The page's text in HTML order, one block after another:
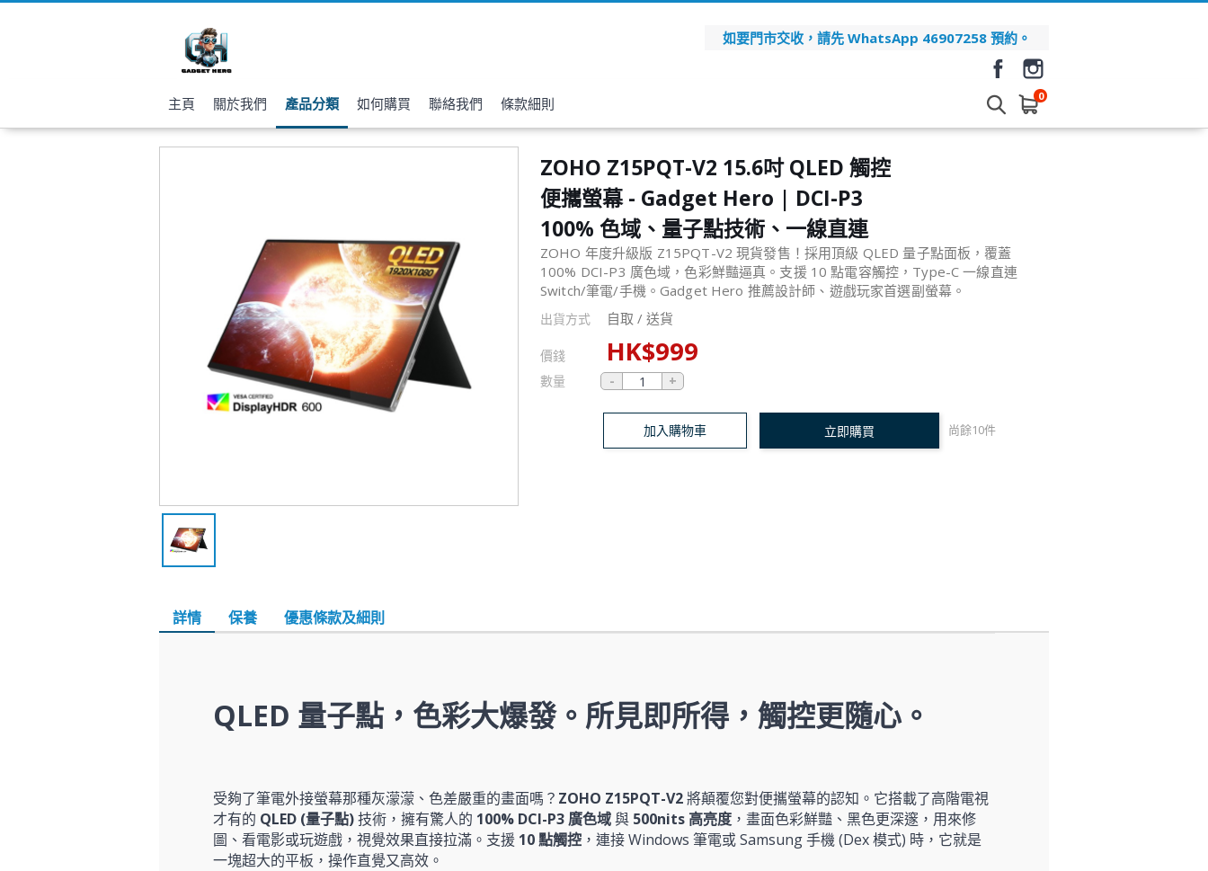
如要門市交收，請先 WhatsApp 46907258 預約。
主頁 關於我們 產品分類 如何購買 聯絡我們 條款細則 0
ZOHO Z15PQT-V2 15.6吋 QLED 觸控
便攜螢幕 - Gadget Hero | DCI-P3
100% 色域、量子點技術、一線直連
ZOHO 年度升級版 Z15PQT-V2 現貨發售！採用頂級 QLED 量子點面板，覆蓋
100% DCI-P3 廣色域，色彩鮮豔逼真。支援 10 點電容觸控，Type-C 一線直連
Switch/筆電/手機。Gadget Hero 推薦設計師、遊戲玩家首選副螢幕。
出貨方式 自取 / 送貨
價錢 HK$999
數量
加入購物車 立即購買 尚餘10件
詳情 保養 優惠條款及細則
QLED 量子點，色彩大爆發。所見即所得，觸控更隨心。
受夠了筆電外接螢幕那種灰濛濛、色差嚴重的畫面嗎？ ZOHO Z15PQT-V2將顛覆您對便攜螢幕的認知。它搭載了高階電視
才有的 QLED (量子點)技術，擁有驚人的 100% DCI-P3 廣色域與 500nits 高亮度 ，畫面色彩鮮豔、黑色更深邃，用來修
圖、看電影或玩遊戲，視覺效果直接拉滿。支援 10 點觸控 ，連接 Windows 筆電或 Samsung 手機 (Dex 模式) 時，它就是
一塊超大的平板，操作直覺又高效。